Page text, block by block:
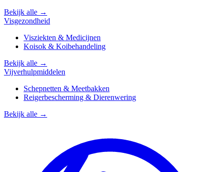
Bekijk alle →
Visgezondheid
Visziekten & Medicijnen
Koisok & Koibehandeling
Bekijk alle →
Vijverhulpmiddelen
Schepnetten & Meetbakken
Reigerbescherming & Dierenwering
Bekijk alle →